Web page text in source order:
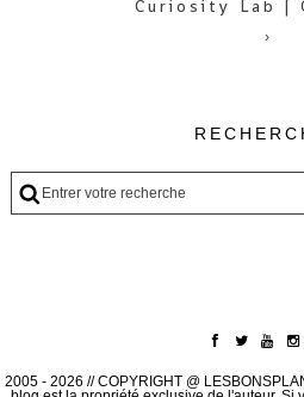
Curiosity Lab |
›
2005 - 2026 // COPYRIGHT @